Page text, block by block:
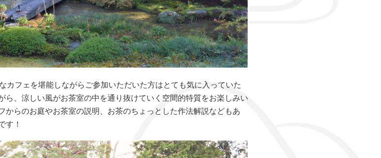
カフェを堪能しながらご参加いただいた方はとても気に入っていた
ら、涼しい風がお茶室の中を通り抜けていく空間的特質をお楽しみい
からのお庭やお茶室の説明、お茶のちょっとした作法解説などもあ
す！